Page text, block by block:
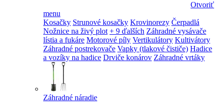
Otvoriť
menu
Kosačky Strunové kosačky Krovinorezy Čerpadlá
Nožnice na živý plot + 9 ďalších Záhradné vysávače
lístia a fukáre Motorové píly Vertikulátory Kultivátory
Záhradné postrekovače Vapky (tlakové čističe) Hadice
a vozíky na hadice Drviče konárov Záhradné vrtáky
Záhradné náradie